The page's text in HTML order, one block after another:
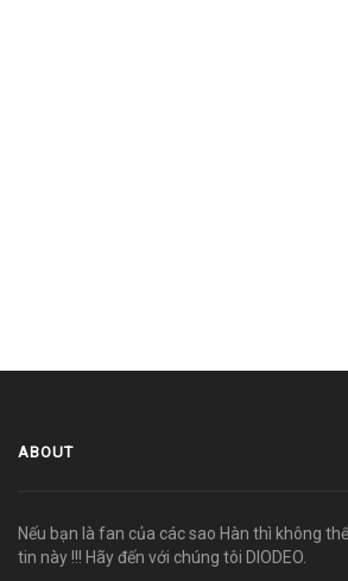
ABOUT
Nếu bạn là fan của các sao Hàn thì không
tin này !!! Hãy đến với chúng tôi DIODEO.